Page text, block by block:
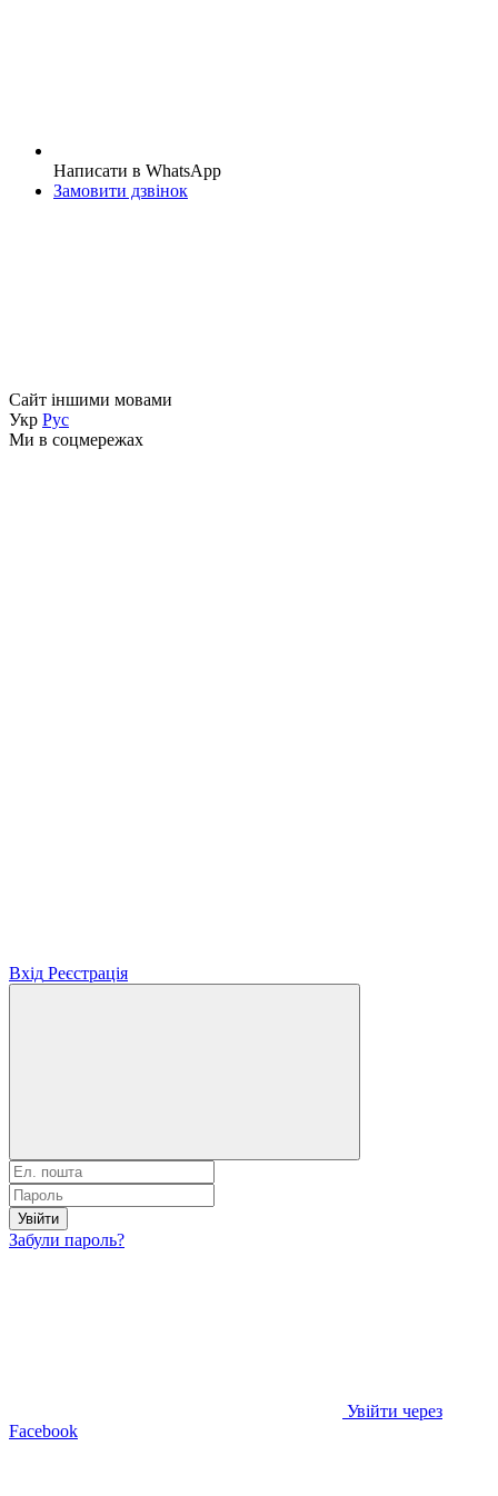
Написати в WhatsApp
Замовити дзвінок
Сайт іншими мовами
Укр Рус
Ми в соцмережах
Вхід Реєстрація
Увійти
Забули пароль?
Увійти через
Facebook